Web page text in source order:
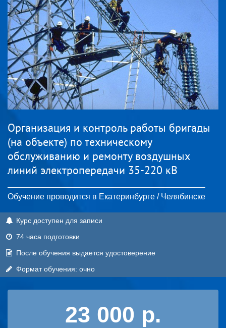
Организация и контроль работы бригады
(на объекте) по техническому
обслуживанию и ремонту воздушных
линий электропередачи 35-220 кВ
Обучение проводится в Екатеринбурге / Челябинске
Курс доступен для записи
74 часа подготовки
После обучения выдается удостоверение
Формат обучения: очно
23 000